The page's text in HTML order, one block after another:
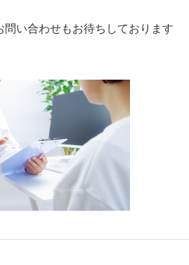
問い合わせもお待ちしております